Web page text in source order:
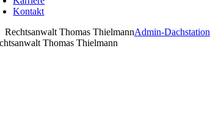
Kontakt
Rechtsanwalt Thomas ThielmannAdmin-Dachstation
Thomas Thielmann